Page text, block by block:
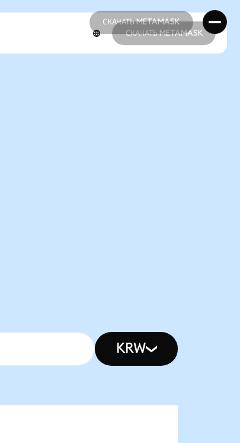
СКАЧАТЬ METAMASK
СКАЧАТЬ METAMASK
СКАЧАТЬ METAMASK
KRW